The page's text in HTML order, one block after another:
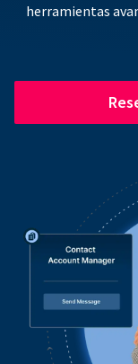
herramientas